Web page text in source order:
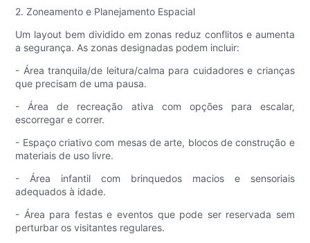
2. Zoneamento e Planejamento Espacial
Um layout bem dividido em zonas reduz conflitos e aumenta
a segurança. As zonas designadas podem incluir:
- Área tranquila/de leitura/calma para cuidadores e crianças
que precisam de uma pausa.
- Área de recreação ativa com opções para escalar,
escorregar e correr.
- Espaço criativo com mesas de arte, blocos de construção e
materiais de uso livre.
- Área infantil com brinquedos macios e sensoriais
adequados à idade.
- Área para festas e eventos que pode ser reservada sem
perturbar os visitantes regulares.